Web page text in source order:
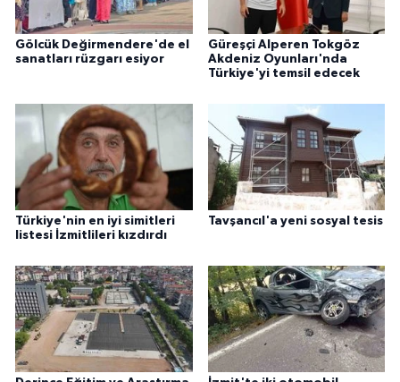
Gölcük Değirmendere'de el
sanatları rüzgarı esiyor
Güreşçi Alperen Tokgöz
Akdeniz Oyunları'nda
Türkiye'yi temsil edecek
Türkiye'nin en iyi simitleri
listesi İzmitlileri kızdırdı
Tavşancıl'a yeni sosyal tesis